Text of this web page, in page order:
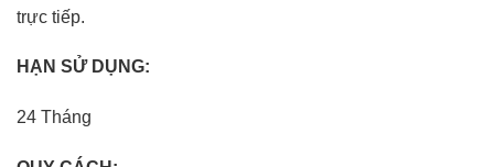
trực tiếp.
HẠN SỬ DỤNG:
24 Tháng